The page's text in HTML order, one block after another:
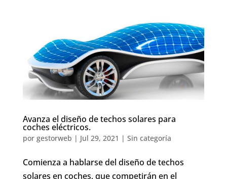
Avanza el diseño de techos solares para
coches eléctricos.
por gestorweb | Jul 29, 2021 | Sin categoría
Comienza a hablarse del diseño de techos
solares en coches, que competirán en el